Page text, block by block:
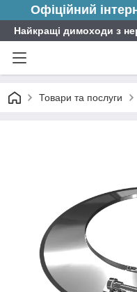
Офіційний
Найкращі димоходи з
Товари та послуги